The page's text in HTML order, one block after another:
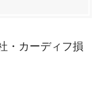
・カーディフ損